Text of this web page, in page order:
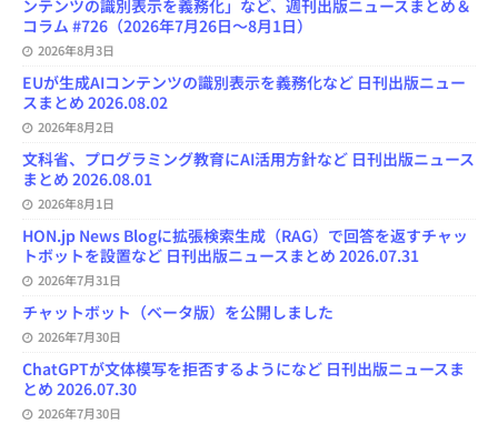
ンテンツの識別表示を義務化」など、週刊出版ニュースまとめ＆
コラム #726（2026年7月26日～8月1日）
2026年8月3日
EUが生成AIコンテンツの識別表示を義務化など 日刊出版ニュー
スまとめ 2026.08.02
2026年8月2日
文科省、プログラミング教育にAI活用方針など 日刊出版ニュース
まとめ 2026.08.01
2026年8月1日
HON.jp News Blogに拡張検索生成（RAG）で回答を返すチャッ
トボットを設置など 日刊出版ニュースまとめ 2026.07.31
2026年7月31日
チャットボット（ベータ版）を公開しました
2026年7月30日
ChatGPTが文体模写を拒否するようになど 日刊出版ニュースま
とめ 2026.07.30
2026年7月30日